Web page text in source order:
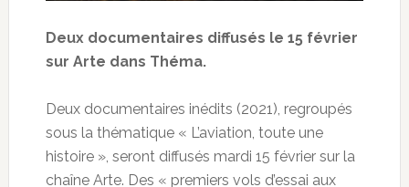
Deux documentaires diffusés le 15 février
sur Arte dans Théma.
Deux documentaires inédits (2021), regroupés
sous la thématique « L’aviation, toute une
histoire », seront diffusés mardi 15 février sur la
chaîne Arte. Des « premiers vols d’essai aux